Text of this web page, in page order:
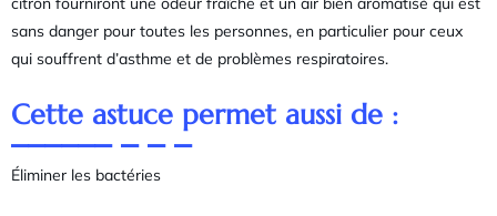
sans danger pour toutes les personnes, en particulier pour ceux
qui souffrent d’asthme et de problèmes respiratoires.
Cette astuce permet aussi de :
Éliminer les bactéries